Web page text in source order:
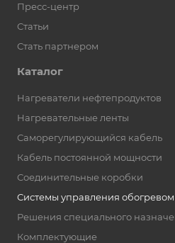
Пресс-центр
Статьи
Стать партнером
Каталог
Нагреватели нефтепродуктов
Нагревательные ленты
Саморегулирующийся кабель
Кабель постоянной мощности
Соединительные коробки
Системы управления обогревом
Решения специального
Комплектующие